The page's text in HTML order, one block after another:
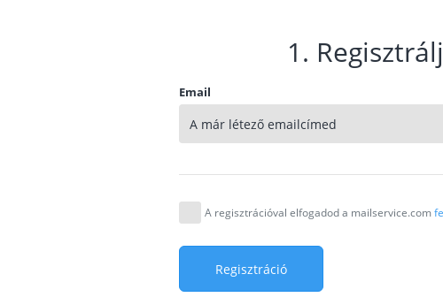
1.
Email
A regisztrációval elfogadod a mailservice.com
Regisztráció